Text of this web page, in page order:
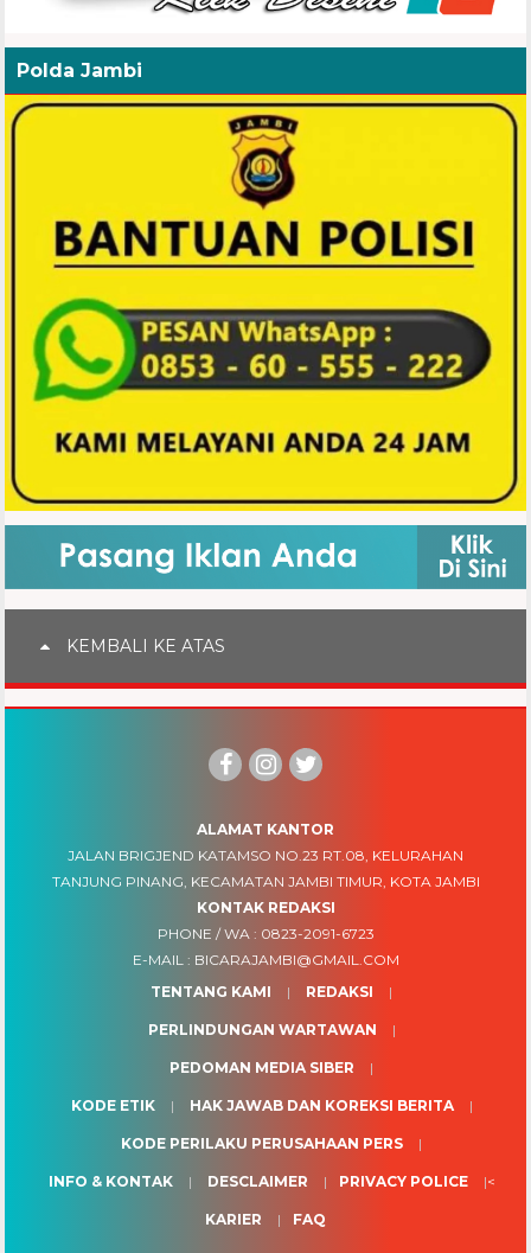
Polda Jambi
KEMBALI KE ATAS
ALAMAT KANTOR
JALAN BRIGJEND KATAMSO NO.23 RT.08, KELURAHAN
TANJUNG PINANG, KECAMATAN JAMBI TIMUR, KOTA JAMBI
KONTAK REDAKSI
PHONE / WA : 0823-2091-6723
E-MAIL : BICARAJAMBI@GMAIL.COM
TENTANG KAMI
REDAKSI
PERLINDUNGAN WARTAWAN
PEDOMAN MEDIA SIBER
KODE ETIK HAK JAWAB DAN KOREKSI BERITA
KODE PERILAKU PERUSAHAAN PERS
INFO & KONTAK DESCLAIMER PRIVACY POLICE <
KARIER FAQ